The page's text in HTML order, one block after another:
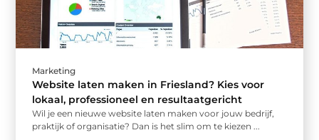
Marketing
Website laten maken in Friesland? Kies voor
lokaal, professioneel en resultaatgericht
Wil je een nieuwe website laten maken voor jouw bedrijf,
praktijk of organisatie? Dan is het slim om te kiezen ...